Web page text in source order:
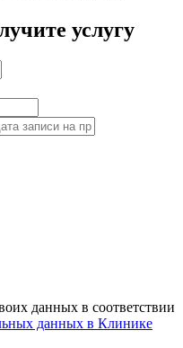
услугу
данных в соответствии
данных в Клинике